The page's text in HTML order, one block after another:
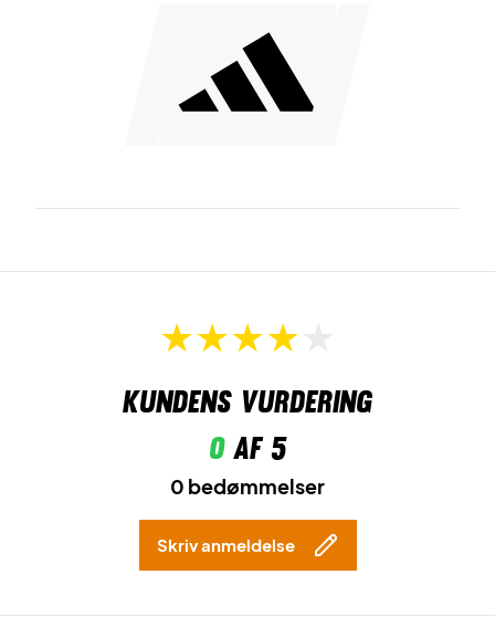
Kundens vurdering
0af 5
0 bedømmelser
Skriv anmeldelse